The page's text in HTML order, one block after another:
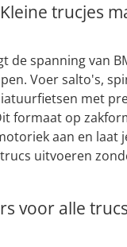
trucjes
de spanning van
Voer salto's,
met
formaat op
aan en laat
uitvoeren
voor alle